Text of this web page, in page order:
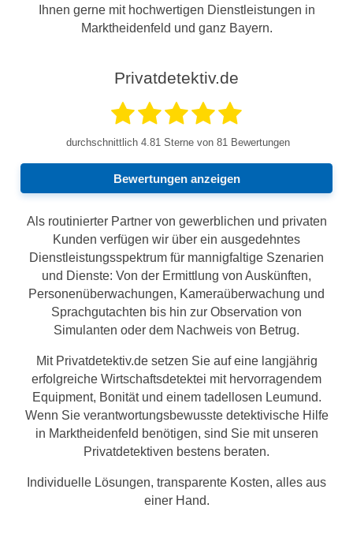
Ihnen gerne mit hochwertigen Dienstleistungen in
Marktheidenfeld und ganz Bayern.
Privatdetektiv.de
durchschnittlich 4.81 Sterne von 81 Bewertungen
Bewertungen anzeigen
Als routinierter Partner von gewerblichen und privaten
Kunden verfügen wir über ein ausgedehntes
Dienstleistungsspektrum für mannigfaltige Szenarien
und Dienste: Von der Ermittlung von Auskünften,
Personenüberwachungen, Kameraüberwachung und
Sprachgutachten bis hin zur Observation von
Simulanten oder dem Nachweis von Betrug.
Mit Privatdetektiv.de setzen Sie auf eine langjährig
erfolgreiche Wirtschaftsdetektei mit hervorragendem
Equipment, Bonität und einem tadellosen Leumund.
Wenn Sie verantwortungsbewusste detektivische Hilfe
in Marktheidenfeld benötigen, sind Sie mit unseren
Privatdetektiven bestens beraten.
Individuelle Lösungen, transparente Kosten, alles aus
einer Hand.